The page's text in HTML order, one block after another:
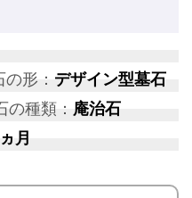
の形： デザイン型墓石
の種類： 庵治石
月